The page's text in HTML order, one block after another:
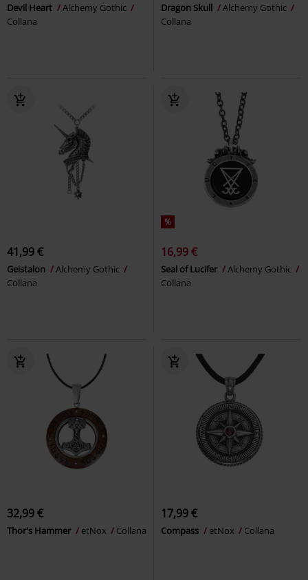
Devil Heart
Alchemy Gothic
Collana
Dragon Skull
Alchemy Gothic
Collana
41,99 €
Geistalon
Alchemy Gothic
Collana
%
16,99 €
Seal of Lucifer
Alchemy Gothic
Collana
32,99 €
Thor's Hammer etNox Collana
17,99 €
Compass etNox Collana